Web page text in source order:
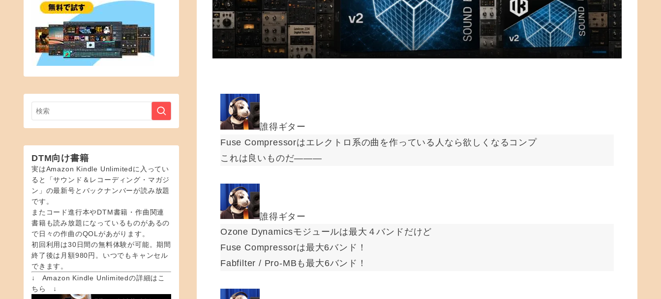
誰得ギター
Fuse Compressorはエレクトロ系の曲を作っている人なら欲しくなるコンプ
これは良いものだ―――
誰得ギター
Ozone Dynamicsモジュールは最大４バンドだけど
Fuse Compressorは最大6バンド！
Fabfilter / Pro-MBも最大6バンド！
DTM向け書籍
実はAmazon Kindle Unlimitedに入ってい
ると「サウンド＆レコーディング・マガジ
ン」の最新号とバックナンバーが読み放題
です。
またコード進行本やDTM書籍・作曲関連
書籍も読み放題になっているものがあるの
で日々の作曲のQOLがあがります。
初回利用は30日間の無料体験が可能。期間
終了後は月額980円。いつでもキャンセル
できます。
↓ Amazon Kindle Unlimitedの詳細はこ
ちら ↓